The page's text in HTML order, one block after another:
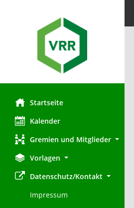
Startseite
Kalender
Gremien und Mitglieder
Vorlagen
Datenschutz/Kontakt
Impressum